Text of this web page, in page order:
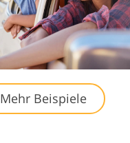
Mehr Beispiele